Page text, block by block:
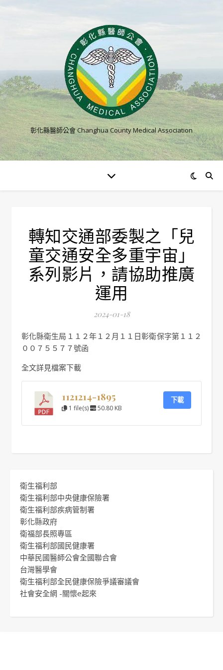
彰化縣醫師公會 Changhua County Medical Association
轉知交通部委製之「兒
童交通安全多重宇宙」
系列影片，請協助推廣
運用
2024-01-18
彰化縣衛生局１１２年１２月１１日彰衛保字第１１２
００７５５７７號函
全文詳見檔案下載
1121214-1895
1 file(s) 50.80 KB
下載
衛生福利部
衛生福利部中央健康保險署
衛生福利部疾病管制署
彰化縣政府
衛福部長照專區
衛生福利部國民健康署
中華民國醫師公會全國聯合會
台灣醫學會
衛生福利部全民健康保險爭議審議會
社會安全網 -關懷e起來